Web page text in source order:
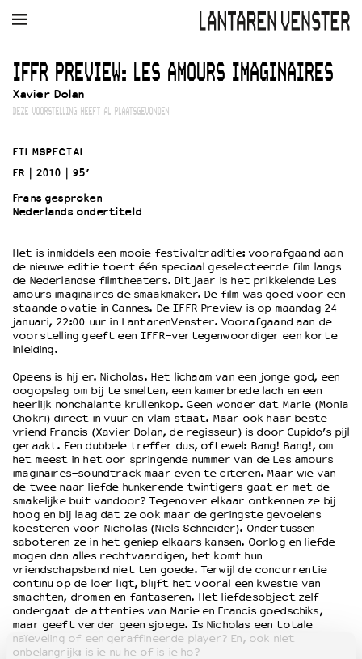
AGENDA FILM MUZIEK RESTAURANT VERHUUR
Winkelmandje
Zoek
Openingstijden & contact
Bereikbaarheid
Kaartverkoop
EDUCATIE
Schoolvoorstellingen
Filmprogramma’s Primair Onderwijs
Filmprogramma’s VO/MBO
Speciale educatieprogramma’s
OVER LANTARENVENSTER
Wat we doen
Werken bij
Wie is wie
Word vriend
Historie
Partners
Huisregels
Privacyverklaring
Integriteits- en gedragscode
Duurzaamheid
Culturele boycot Israël
Ruimte voor artistieke vrijheid – VNPF
IFFR PREVIEW: LES AMOURS IMAGINAIRES
Xavier Dolan
DEZE VOORSTELLING HEEFT AL PLAATSGEVONDEN
FILMSPECIAL
FR
2010
95’
Frans gesproken
Nederlands ondertiteld
Het is inmiddels een mooie festivaltraditie: voorafgaand aan
de nieuwe editie toert één speciaal geselecteerde film langs
de Nederlandse filmtheaters. Dit jaar is het prikkelende Les
amours imaginaires de smaakmaker. De film was goed voor een
staande ovatie in Cannes. De IFFR Preview is op maandag 24
januari, 22:00 uur in LantarenVenster. Voorafgaand aan de
voorstelling geeft een IFFR-vertegenwoordiger een korte
inleiding.
Opeens is hij er. Nicholas. Het lichaam van een jonge god, een
oogopslag om bij te smelten, een kamerbrede lach en een
heerlijk nonchalante krullenkop. Geen wonder dat Marie (Monia
Chokri) direct in vuur en vlam staat. Maar ook haar beste
vriend Francis (Xavier Dolan, de regisseur) is door Cupido’s pijl
geraakt. Een dubbele treffer dus, oftewel: Bang! Bang!, om
het meest in het oor springende nummer van de Les amours
imaginaires-soundtrack maar even te citeren. Maar wie van
de twee naar liefde hunkerende twintigers gaat er met de
smakelijke buit vandoor? Tegenover elkaar ontkennen ze bij
hoog en bij laag dat ze ook maar de geringste gevoelens
koesteren voor Nicholas (Niels Schneider). Ondertussen
saboteren ze in het geniep elkaars kansen. Oorlog en liefde
mogen dan alles rechtvaardigen, het komt hun
vriendschapsband niet ten goede. Terwijl de concurrentie
continu op de loer ligt, blijft het vooral een kwestie van
smachten, dromen en fantaseren. Het liefdesobject zelf
ondergaat de attenties van Marie en Francis goedschiks,
maar geeft verder geen sjoege. Is Nicholas een totale
naïeveling of een geraffineerde player? En, ook niet
onbelangrijk: is ie nu he of is ie ho?